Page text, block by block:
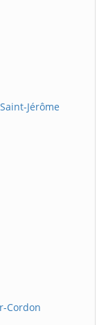
Jérôme
Cordon